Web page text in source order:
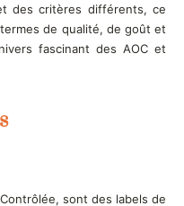
des critères différents, ce
de qualité, de goût et
fascinant des AOC et
sont des labels de